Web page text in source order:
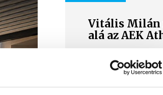
Vitális Milán
alá az AEK
A magyar válogatott
Barnabást is